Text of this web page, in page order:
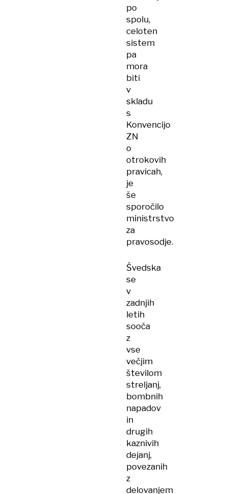
po
spolu,
celoten
sistem
pa
mora
biti
v
skladu
s
Konvencijo
ZN
o
otrokovih
pravicah,
je
še
sporočilo
ministrstvo
za
pravosodje.
Švedska
se
v
zadnjih
letih
sooča
z
vse
večjim
številom
streljanj,
bombnih
napadov
in
drugih
kaznivih
dejanj,
povezanih
z
delovanjem